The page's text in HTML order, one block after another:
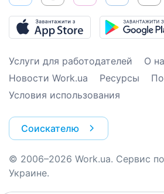
Услуги для работодателей О
Новости Work.ua
Ресурсы
Условия использования
Соискателю
© 2006–2026 Work.ua. Сервис
Украине.